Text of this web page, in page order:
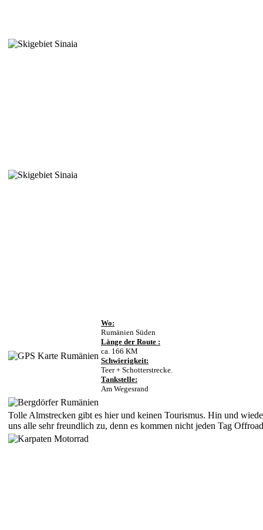
Wo:
Rumänien Süden
Länge der Route :
ca. 166 KM
Schwierigkeit:
Teer + Schotterstrecke.
Tankstelle:
Am Wegesrand
Tolle Almstrecken gibt es hier und keinen Tourismus. Hin und
uns alle sehr freundlich zu, denn es kommen nicht jeden Tag